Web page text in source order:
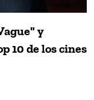
y
10 de los cines